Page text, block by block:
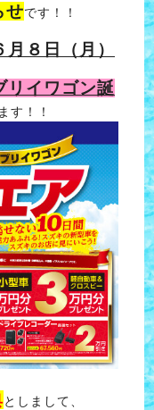
せです！！
８日（月）
リイワゴン誕
す！！
としまして、